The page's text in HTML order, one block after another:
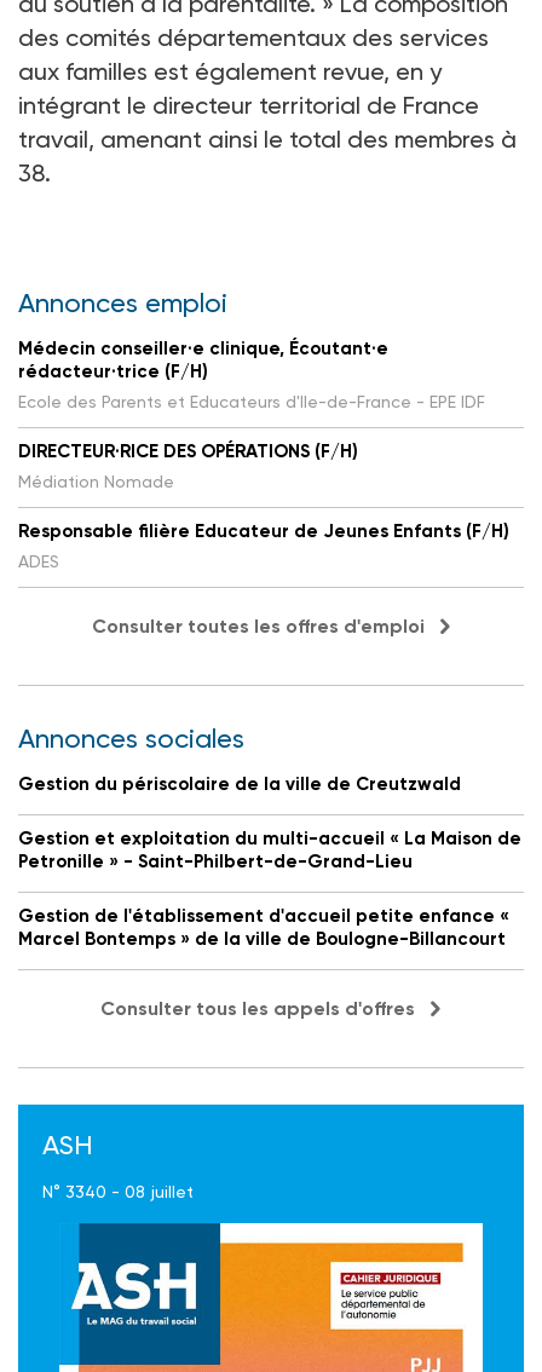
des comités départementaux des services
aux familles est également revue, en y
intégrant le directeur territorial de France
travail, amenant ainsi le total des membres à
38.
Annonces emploi
Médecin conseiller·e clinique, Écoutant·e
rédacteur·trice (F/H)
Ecole des Parents et Educateurs d'Ile-de-France - EPE IDF
DIRECTEUR·RICE DES OPÉRATIONS (F/H)
Médiation Nomade
Responsable filière Educateur de Jeunes Enfants (F/H)
ADES
Consulter toutes les offres d'emploi
Annonces sociales
Gestion du périscolaire de la ville de Creutzwald
Gestion et exploitation du multi-accueil « La Maison de
Petronille » - Saint-Philbert-de-Grand-Lieu
Gestion de l'établissement d'accueil petite enfance «
Marcel Bontemps » de la ville de Boulogne-Billancourt
Consulter tous les appels d'offres
ASH
N° 3340 - 08 juillet